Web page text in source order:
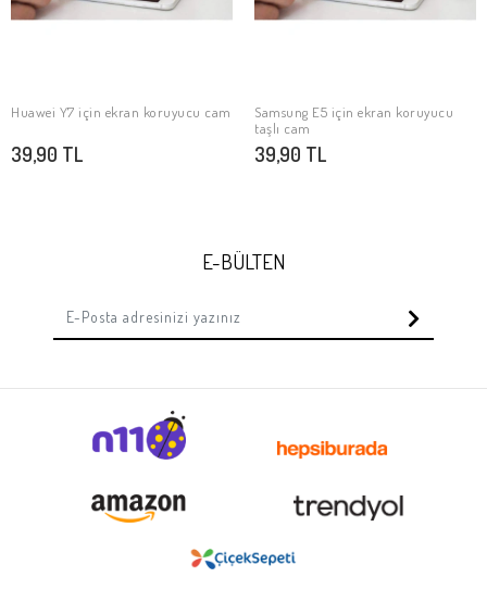
SEPETE EKLE
Huawei Y7 için ekran koruyucu cam
39,90 TL
SEPETE EKLE
Samsung E5 için ekran koruyucu
taşlı cam
39,90 TL
E-BÜLTEN